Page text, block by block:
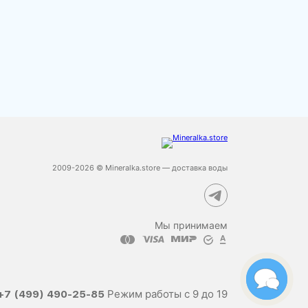
2009-2026 © Mineralka.store — доставка воды
Мы принимаем
(499) 490-25-85 Режим работы с 9 до 19